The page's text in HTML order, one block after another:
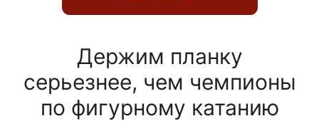
Держим планку
серьезнее, чем чемпионы
по фигурному катанию